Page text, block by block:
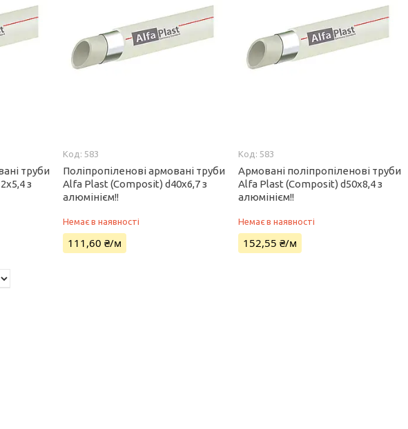
труби
з
583
Поліпропіленові армовані труби
Alfa Plast (Composit) d40х6,7 з
алюмінієм!!
Немає в наявності
111,60 ₴/м
583
Армовані поліпропіленові труби
Alfa Plast (Composit) d50х8,4 з
алюмінієм!!
Немає в наявності
152,55 ₴/м